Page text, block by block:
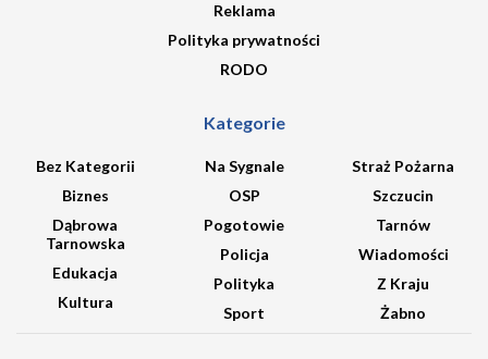
Reklama
Polityka prywatności
RODO
Kategorie
Bez Kategorii
Biznes
Dąbrowa
Tarnowska
Edukacja
Kultura
Na Sygnale
OSP
Pogotowie
Policja
Polityka
Sport
Straż Pożarna
Szczucin
Tarnów
Wiadomości
Z Kraju
Żabno